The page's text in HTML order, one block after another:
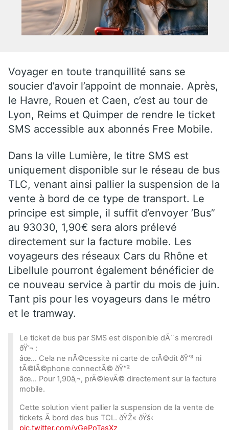
Voyager en toute tranquillité sans se
soucier d’avoir l’appoint de monnaie. Après,
le Havre, Rouen et Caen, c’est au tour de
Lyon, Reims et Quimper de rendre le ticket
SMS accessible aux abonnés Free Mobile.
Dans la ville Lumière, le titre SMS est
uniquement disponible sur le réseau de bus
TLC, venant ainsi pallier la suspension de la
vente à bord de ce type de transport. Le
principe est simple, il suffit d’envoyer ’Bus”
au 93030, 1,90€ sera alors prélevé
directement sur la facture mobile. Les
voyageurs des réseaux Cars du Rhône et
Libellule pourront également bénéficier de
ce nouveau service à partir du mois de juin.
Tant pis pour les voyageurs dans le métro
et le tramway.
Le ticket de bus par SMS est disponible dÃ¨s mercredi
ðŸ’¬ :
âœ… Cela ne nÃ©cessite ni carte de crÃ©dit ðŸ’³ ni
tÃ©lÃ©phone connectÃ© ðŸ“²
âœ… Pour 1,90â‚¬, prÃ©levÃ© directement sur la facture
mobile.
Cette solution vient pallier la suspension de la vente de
tickets Ã bord des bus TCL. ðŸŽ« ðŸš‹
pic.twitter.com/yGePoTasXz